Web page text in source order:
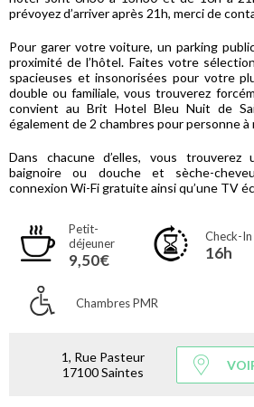
prévoyez d’arriver après 21h, merci de
Pour garer votre voiture, un parking
proximité de l’hôtel. Faites votre
spacieuses et insonorisées pour votre
double ou familiale, vous trouverez
convient au Brit Hotel Bleu Nuit de
également de 2 chambres pour personne
Dans chacune d’elles, vous
baignoire ou douche et sèche-
connexion Wi-Fi gratuite ainsi qu’une TV
Petit-
déjeuner
9,50€
Check-In
16h
Chambres PMR
1, Rue Pasteur
17100 Saintes